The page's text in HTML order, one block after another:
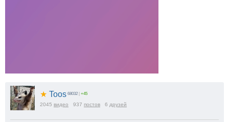
★ Toos 68032 +45
2045 видео 937 постов 6 друзей